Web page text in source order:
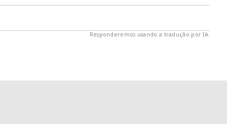
Responderemos usando a tradução por IA.